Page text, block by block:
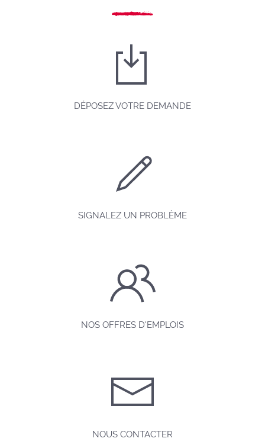
DÉPOSEZ VOTRE DEMANDE
SIGNALEZ UN PROBLÈME
NOS OFFRES D'EMPLOIS
NOUS CONTACTER